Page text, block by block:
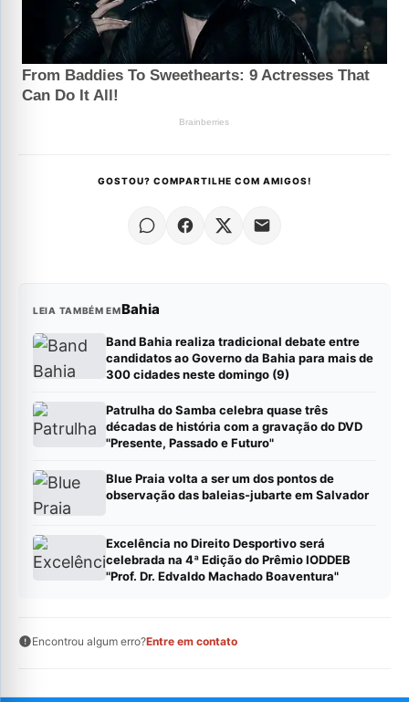
GOSTOU? COMPARTILHE COM AMIGOS!
LEIA TAMBÉM EMBahia
Band Bahia realiza tradicional debate entre
candidatos ao Governo da Bahia para mais de
300 cidades neste domingo (9)
Patrulha do Samba celebra quase três
décadas de história com a gravação do DVD
"Presente, Passado e Futuro"
Blue Praia volta a ser um dos pontos de
observação das baleias-jubarte em Salvador
Excelência no Direito Desportivo será
celebrada na 4ª Edição do Prêmio IODDEB
"Prof. Dr. Edvaldo Machado Boaventura"
Encontrou algum erro?Entre em contato